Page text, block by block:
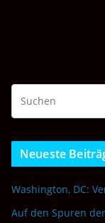
Neueste
Washington, DC:
Auf den Spuren